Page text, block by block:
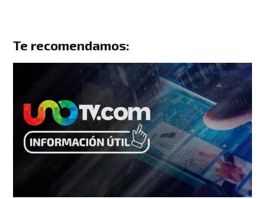
Te recomendamos: